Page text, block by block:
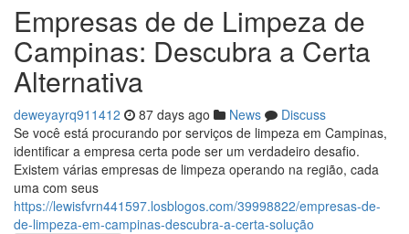
Empresas de de Limpeza de
Campinas: Descubra a Certa
Alternativa
deweyayrq911412 87 days ago News
Discuss
Se você está procurando por serviços de limpeza em Campinas,
identificar a empresa certa pode ser um verdadeiro desafio.
Existem várias empresas de limpeza operando na região, cada
uma com seus
https://lewisfvrn441597.losblogos.com/39998822/empresas-de-
de-limpeza-em-campinas-descubra-a-certa-solução